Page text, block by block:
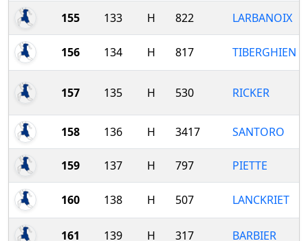
155 133 H 822 LARBANOIX
156 134 H 817 TIBERGHIEN
157 135 H 530 RICKER
158 136 H 3417 SANTORO
159 137 H 797 PIETTE
160 138 H 507 LANCKRIET
161 139 H 317 BARBIER